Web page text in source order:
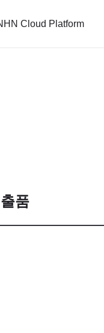
Cloud Platform
품